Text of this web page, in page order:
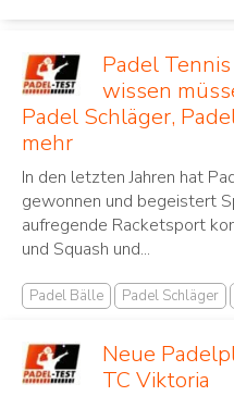
Padel
wissen
Padel Schläger,
mehr
In den letzten Jahren hat
gewonnen und begeistert
aufregende Racketsport
und Squash und...
Padel Bälle Padel Schläger
Neue
TC Viktoria